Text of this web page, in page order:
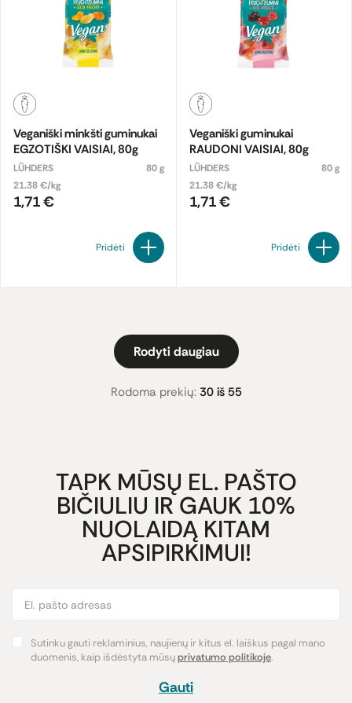
Veganiški minkšti guminukai
EGZOTIŠKI VAISIAI, 80g
LÜHDERS
80 g
21.38 €/kg
1,71 €
Pridėti
Veganiški guminukai
RAUDONI VAISIAI, 80g
LÜHDERS
80 g
21.38 €/kg
1,71 €
Pridėti
Rodyti daugiau
Rodoma prekių: 30 iš 55
TAPK MŪSŲ EL. PAŠTO
BIČIULIU IR GAUK 10%
NUOLAIDĄ KITAM
APSIPIRKIMUI!
Sutinku gauti reklaminius, naujienų ir kitus el. laiškus pagal mano
duomenis, kaip išdėstyta mūsųprivatumo politikoje.
Gauti